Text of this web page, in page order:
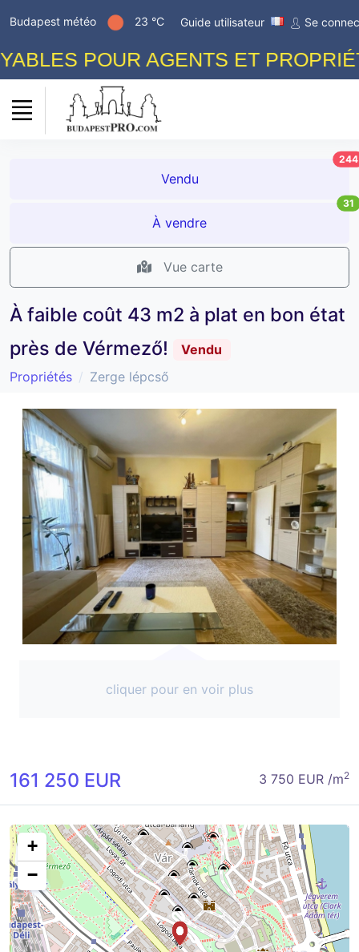
Budapest météo 23 °C Guide utilisateur Se
POUR AGENTS ET
Vendu
244
À vendre
31
Vue carte
À faible coût 43 m2 à plat en bon état
près de Vérmező!
Vendu
Propriétés
Zerge lépcső
cliquer pour en voir plus
161 250 EUR 3 750 EUR /m2
+
−